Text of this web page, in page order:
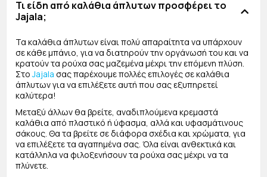
Τι είδη από καλάθια άπλυτων προσφέρει το
Jajala;
Τα καλάθια άπλυτων είναι πολύ απαραίτητα να υπάρχουν
σε κάθε μπάνιο, για να διατηρούν την οργάνωσή του και να
κρατούν τα ρούχα σας μαζεμένα μέχρι την επόμενη πλύση.
ΣτοJajala σας παρέχουμε πολλές επιλογές σε καλάθια
άπλυτων για να επιλέξετε αυτή που σας εξυπηρετεί
καλύτερα!
Μεταξύ άλλων θα βρείτε, αναδιπλούμενα κρεμαστά
καλάθια από πλαστικό ή ύφασμα, αλλά και υφασμάτινους
σάκους. Θα τα βρείτε σε διάφορα σχέδια και χρώματα, για
να επιλέξετε τα αγαπημένα σας. Όλα είναι ανθεκτικά και
κατάλληλα να φιλοξενήσουν τα ρούχα σας μέχρι να τα
πλύνετε.